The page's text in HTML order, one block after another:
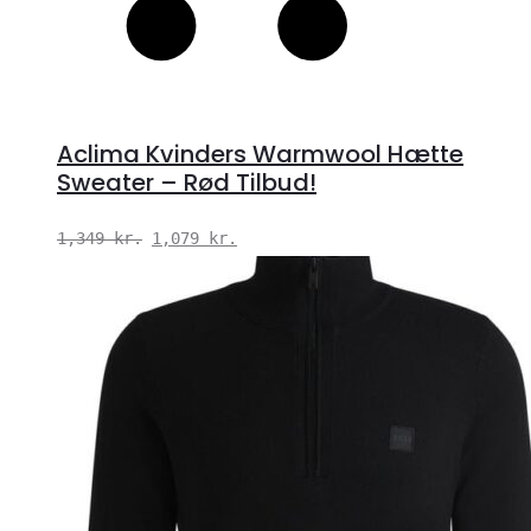
Aclima Kvinders Warmwool Hætte
Sweater – Rød Tilbud!
1,349kr. Den
oprindelige
pris
1,079 kr.
aktuelle